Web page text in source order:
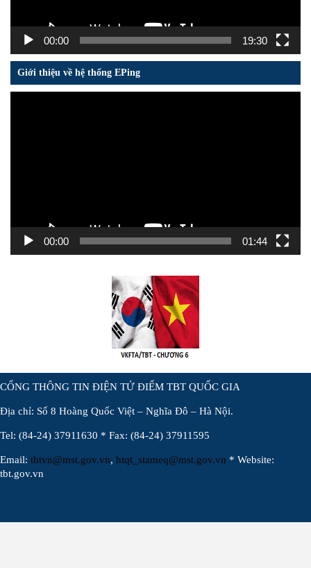
00:00 19:30
Giới thiệu về hệ thống EPing
00:00 01:44
CỔNG THÔNG TIN ĐIỆN TỬ ĐIỂM TBT QUỐC GIA
Địa chỉ: Số 8 Hoàng Quốc Việt – Nghĩa Đô – Hà Nội.
Tel: (84-24) 37911630 * Fax: (84-24) 37911595
Email: tbtvn@mst.gov.vn, htqt_stameq@mst.gov.vn * Website:
tbt.gov.vn